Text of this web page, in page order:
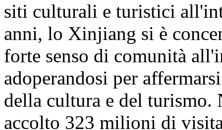
siti culturali e turistici
anni, lo Xinjiang si è
forte senso di comunità
adoperandosi per
della cultura e del turismo.
accolto 323 milioni di